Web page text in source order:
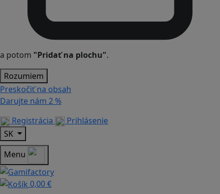
a potom "Pridať na plochu".
Rozumiem
Preskočiť na obsah
Darujte nám 2 %
Registrácia
Prihlásenie
SK
Menu
0,00 €